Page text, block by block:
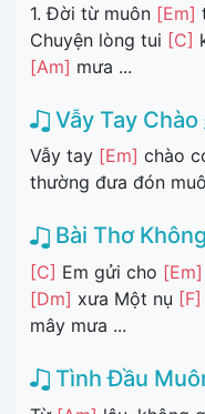
1. Đời từ muôn [Em]
Chuyện lòng tui [C]
[Am] mưa ...
Vẫy Tay Chào
Vẫy tay [Em] chào
thường đưa đón
Bài Thơ
[C] Em gửi cho [Em]
[Dm] xưa Một nụ [F]
mây mưa ...
Tình Đầu